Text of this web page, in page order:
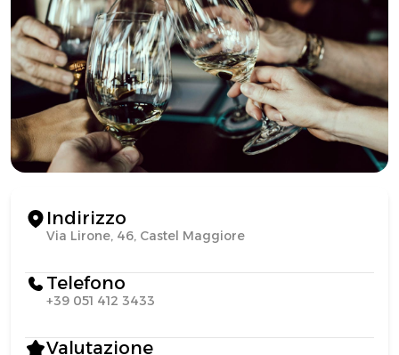
Indirizzo
Via Lirone, 46, Castel Maggiore
Telefono
+39 051 412 3433
Valutazione